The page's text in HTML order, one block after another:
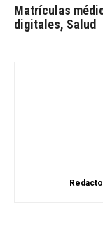
Matrículas
digitales, Salud